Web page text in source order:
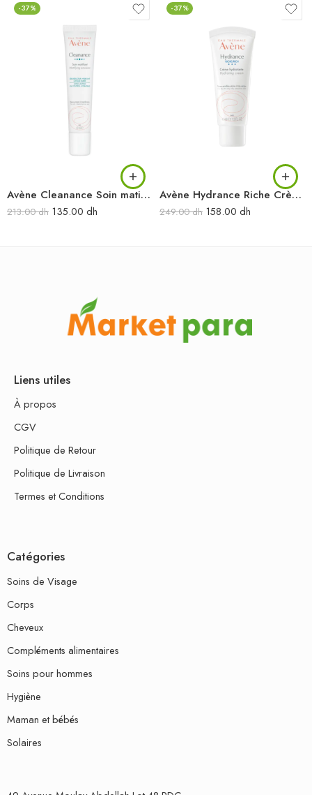
-37%
Avène Cleanance Soin matifiant 40 ml
213.00dh 135.00 dh
-37%
Avène Hydrance Riche Crème hydratante 40 ml
249.00dh 158.00 dh
Liens utiles
À propos
CGV
Politique de Retour
Politique de Livraison
Termes et Conditions
Catégories
Soins de Visage
Corps
Cheveux
Compléments alimentaires
Soins pour hommes
Hygiène
Maman et bébés
Solaires